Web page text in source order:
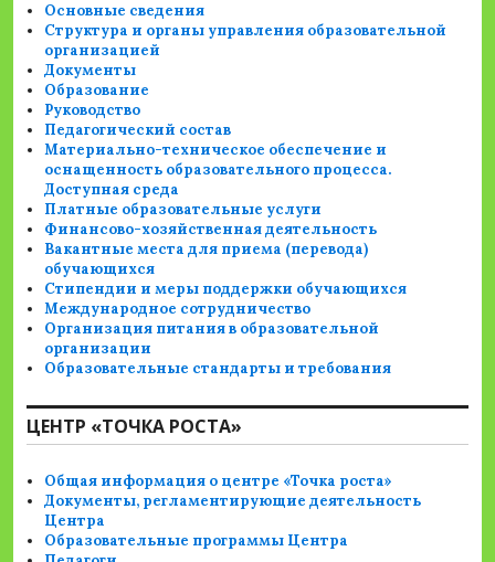
Основные сведения
Структура и органы управления образовательной
организацией
Документы
Образование
Руководство
Педагогический состав
Материально-техническое обеспечение и
оснащенность образовательного процесса.
Доступная среда
Платные образовательные услуги
Финансово-хозяйственная деятельность
Вакантные места для приема (перевода)
обучающихся
Стипендии и меры поддержки обучающихся
Международное сотрудничество
Организация питания в образовательной
организации
Образовательные стандарты и требования
ЦЕНТР «ТОЧКА РОСТА»
Общая информация о центре «Точка роста»
Документы, регламентирующие деятельность
Центра
Образовательные программы Центра